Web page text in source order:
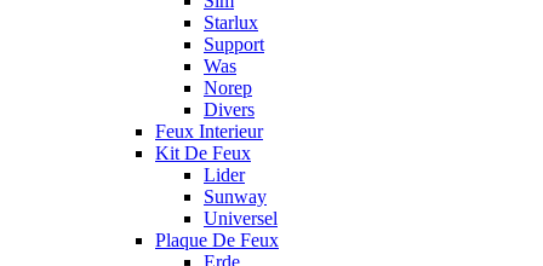
Starlux
Support
Was
Norep
Divers
Feux Interieur
Kit De Feux
Lider
Sunway
Universel
Plaque De Feux
Erde